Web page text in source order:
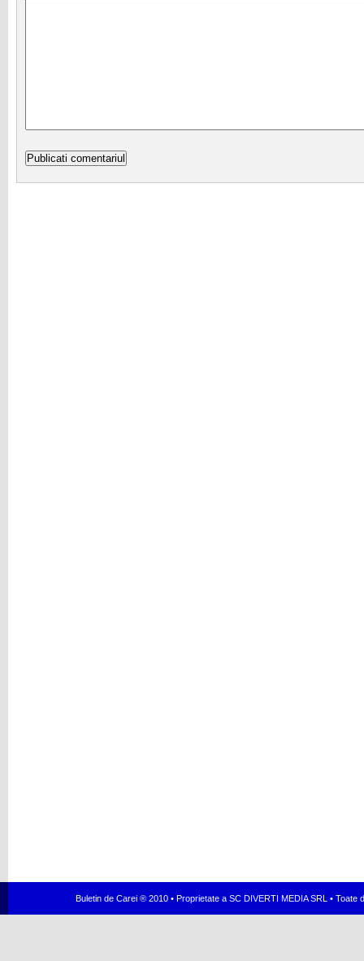
Buletin de Carei ® 2010 • Proprietate a SC DIVERTI MEDIA SRL •